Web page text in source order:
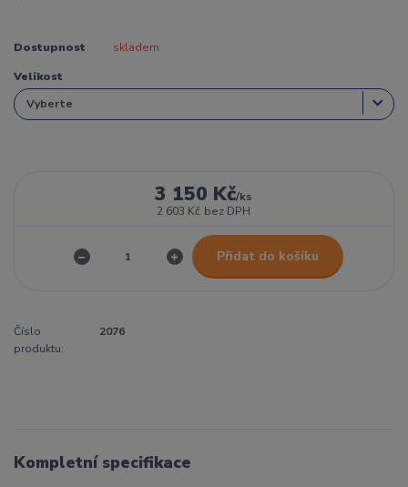
Dostupnost skladem
Velikost
3 150 Kč/ks
2 603 Kč bez DPH
Přidat do košíku
Číslo
produktu:
2076
Kompletní specifikace